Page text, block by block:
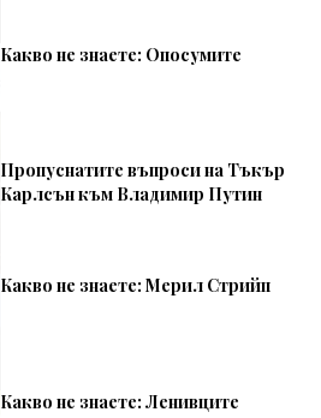
Какво не знаете: Опосумите
Пропуснатите въпроси на Тъкър
Карлсън към Владимир Путин
Какво не знаете: Мерил Стрийп
Какво не знаете: Ленивците